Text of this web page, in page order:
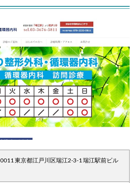
東京都江戸川区瑞江2-3-1 瑞江駅前ビル